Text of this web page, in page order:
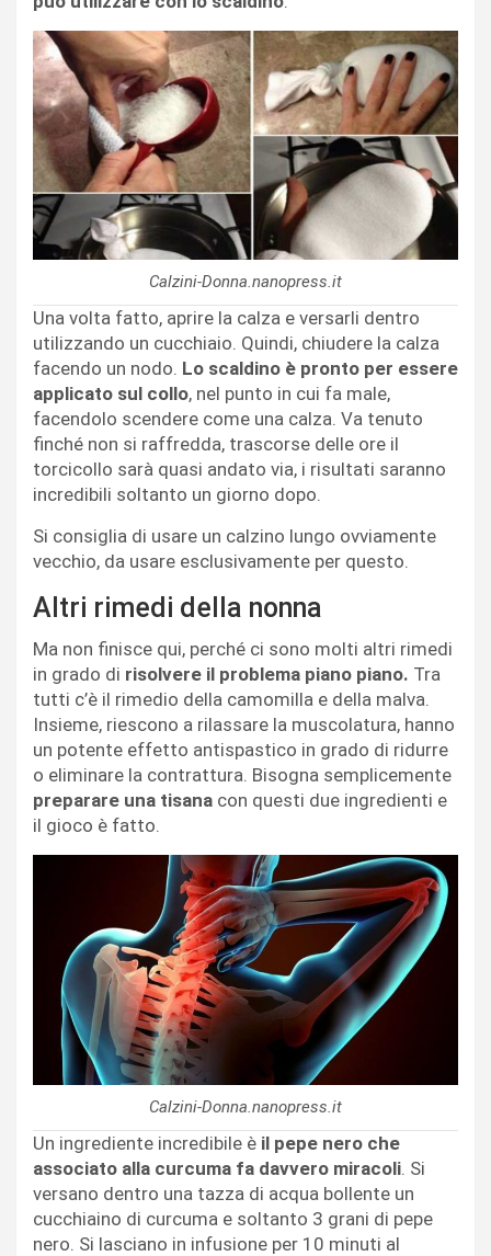
Calzini-Donna.nanopress.it
Una volta fatto, aprire la calza e versarli dentro
utilizzando un cucchiaio. Quindi, chiudere la calza
facendo un nodo. Lo scaldino è pronto per essere
applicato sul collo, nel punto in cui fa male,
facendolo scendere come una calza. Va tenuto
finché non si raffredda, trascorse delle ore il
torcicollo sarà quasi andato via, i risultati saranno
incredibili soltanto un giorno dopo.
Si consiglia di usare un calzino lungo ovviamente
vecchio, da usare esclusivamente per questo.
Altri rimedi della nonna
Ma non finisce qui, perché ci sono molti altri rimedi
in grado di risolvere il problema piano piano. Tra
tutti c’è il rimedio della camomilla e della malva.
Insieme, riescono a rilassare la muscolatura, hanno
un potente effetto antispastico in grado di ridurre
o eliminare la contrattura. Bisogna semplicemente
preparare una tisana con questi due ingredienti e
il gioco è fatto.
Calzini-Donna.nanopress.it
Un ingrediente incredibile è il pepe nero che
associato alla curcuma fa davvero miracoli. Si
versano dentro una tazza di acqua bollente un
cucchiaino di curcuma e soltanto 3 grani di pepe
nero. Si lasciano in infusione per 10 minuti al